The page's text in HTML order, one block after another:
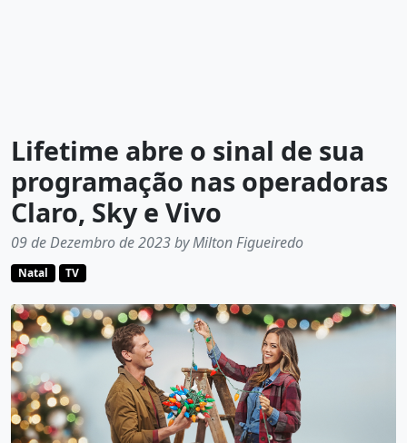
Lifetime abre o sinal de sua
programação nas operadoras
Claro, Sky e Vivo
09 de Dezembro de 2023 by Milton Figueiredo
Natal TV